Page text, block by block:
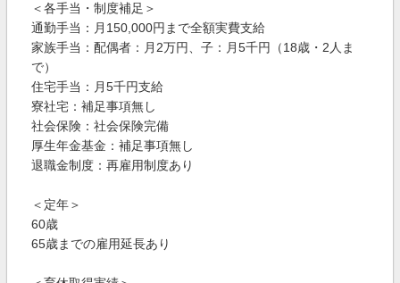
＜各手当・制度補足＞
通勤手当：月150,000円まで全額実費支給
家族手当：配偶者：月2万円、子：月5千円（18歳・2人ま
で）
住宅手当：月5千円支給
寮社宅：補足事項無し
社会保険：社会保険完備
厚生年金基金：補足事項無し
退職金制度：再雇用制度あり
＜定年＞
60歳
65歳までの雇用延長あり